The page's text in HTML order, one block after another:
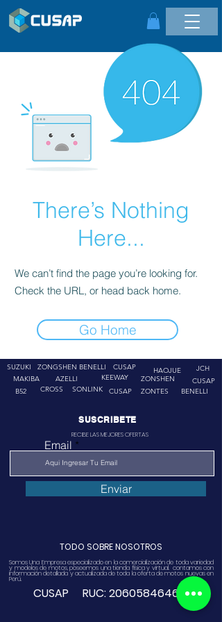
There’s Nothing
Here...
We can’t find the page you’re looking for.
Check the URL, or head back home.
Go Home
SUZUKI
ZONGSHEN
MAKIBA
AZELLI
BENELLI
CUSAP
KEEWAY
B52
CROSS SONLINK CUSAP
HAOJUE
JCH
ZONSHEN
ZONTES
CUSAP
BENELLI
SUSCRIBETE
RECIBE LAS MEJORES OFERTAS
Email
Enviar
TODO SOBRE NOSOTROS
Somos Una Empresa especializado en la comercialización de toda variedad
y modelos de motos, poseemos una tienda física y virtual. contamos con
información detallada y actualizada de toda la oferta de motos nuevas en
Perú.
CUSAP RUC:20605846468